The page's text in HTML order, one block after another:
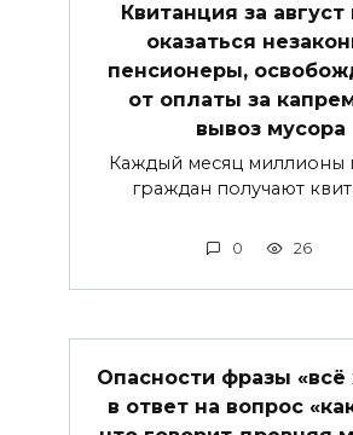
Квитанция за
оказаться
пенсионеры,
от оплаты за
вывоз мусора
Каждый месяц миллионы
граждан получают
0 26
Опасности фразы «всё
в ответ на вопрос